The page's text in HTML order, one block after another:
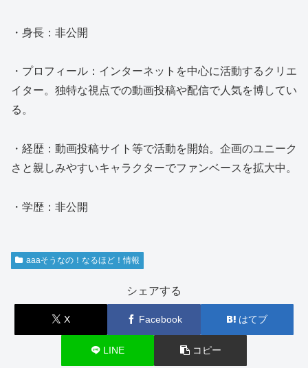
・身長：非公開
・プロフィール：インターネットを中心に活動するクリエ
イター。独特な視点での動画投稿や配信で人気を博してい
る。
・経歴：動画投稿サイト等で活動を開始。企画のユニーク
さと親しみやすいキャラクターでファンベースを拡大中。
・学歴：非公開
aaaそうなの！なるほど！情報
シェアする
X Facebook はてブ
LINE コピー